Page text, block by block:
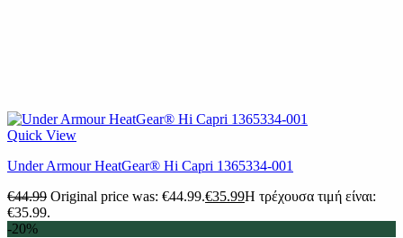
Quick View
Under Armour HeatGear® Hi Capri 1365334-001
€44.99 Original price was: €44.99.€35.99Η τρέχουσα τιμή είναι:
€35.99.
-20%